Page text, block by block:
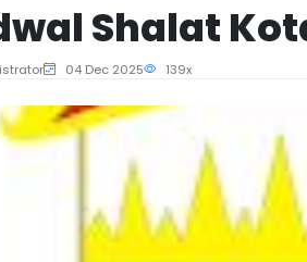
Shalat
04 Dec 2025 139x